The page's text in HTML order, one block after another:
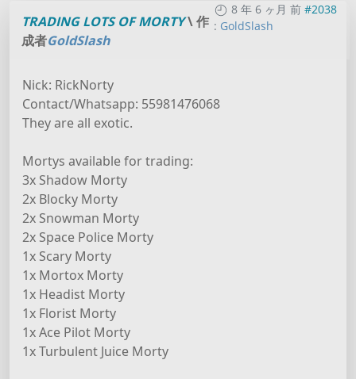
8 年 6 ヶ月 前 #2038
: GoldSlash
TRADING LOTS OF MORTY\ 作
成者GoldSlash
Nick: RickNorty
Contact/Whatsapp: 55981476068
They are all exotic.
Mortys available for trading:
3x Shadow Morty
2x Blocky Morty
2x Snowman Morty
2x Space Police Morty
1x Scary Morty
1x Mortox Morty
1x Headist Morty
1x Florist Morty
1x Ace Pilot Morty
1x Turbulent Juice Morty